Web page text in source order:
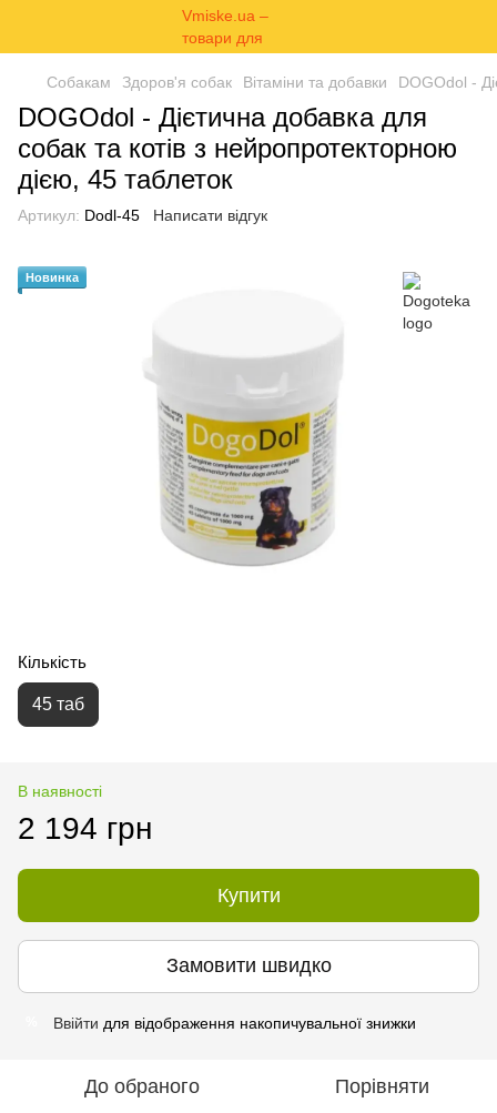
Собакам Здоров'я собак Вітаміни та добавки DOGOdol -
DOGOdol - Дієтична добавка для
собак та котів з нейропротекторною
дією, 45 таблеток
Артикул: Dodl-45 Написати відгук
Новинка
Кількість
45 таб
В наявності
2 194 грн
Купити
Замовити швидко
Ввійти для відображення накопичувальної знижки
До обраного Порівняти